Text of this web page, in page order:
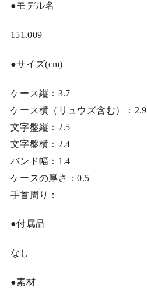
●モデル名
151.009
●サイズ(cm)
ケース縦：3.7
ケース横（リュウズ含む）：2.9
文字盤縦：2.5
文字盤横：2.4
バンド幅：1.4
ケースの厚さ：0.5
手首周り：
●付属品
なし
●素材